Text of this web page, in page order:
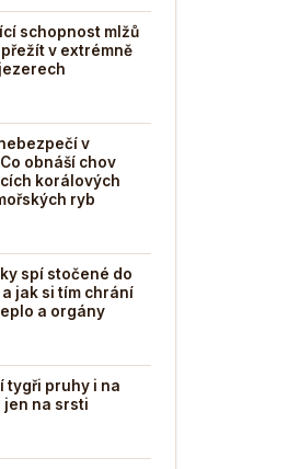
schopnost mlžů
v extrémně
v
obnáší chov
korálových
ryb
spí stočené do
jak si tím chrání
a orgány
tygři pruhy i na
jen na srsti